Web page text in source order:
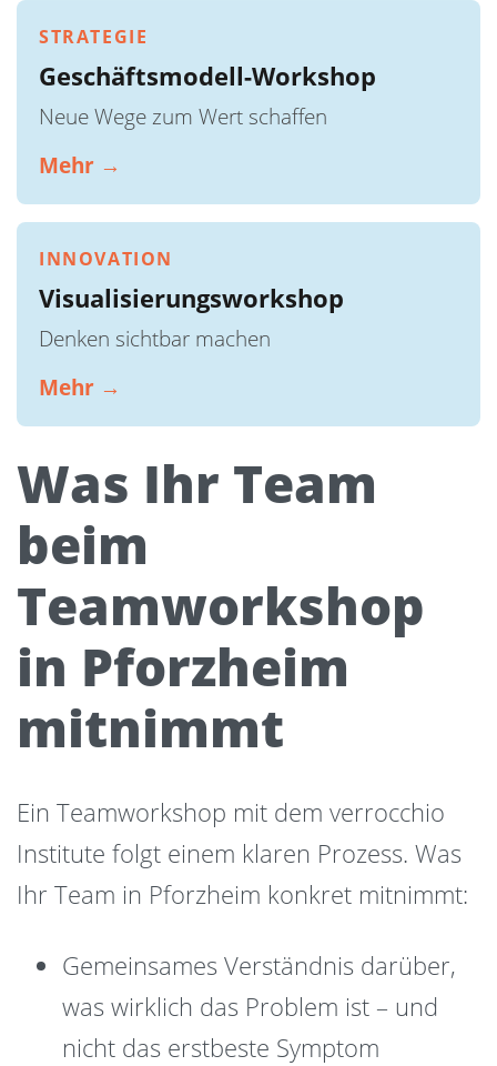
STRATEGIE
Geschäftsmodell-Workshop
Neue Wege zum Wert schaffen
Mehr →
INNOVATION
Visualisierungsworkshop
Denken sichtbar machen
Mehr →
Was Ihr Team
beim
Teamworkshop
in Pforzheim
mitnimmt
Ein Teamworkshop mit dem verrocchio
Institute folgt einem klaren Prozess. Was
Ihr Team in Pforzheim konkret mitnimmt:
Gemeinsames Verständnis darüber,
was wirklich das Problem ist – und
nicht das erstbeste Symptom